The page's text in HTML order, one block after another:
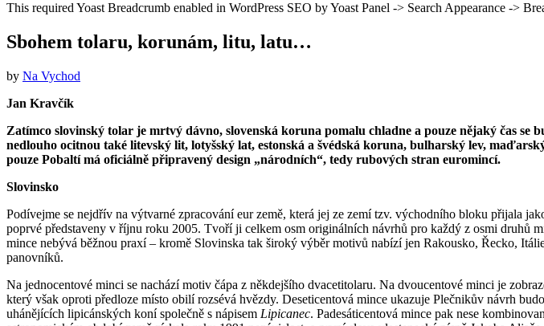
This required Yoast Breadcrumb enabled in WordPress SEO by Yoast Panel -> Search Appearance ->
Sbohem tolaru, korunám, litu, latu…
by Na Vychod
Jan Kravčík
Zatímco slovinský tolar je mrtvý dávno, slovenská koruna pomalu chladne a pouze nějaký čas
nedlouho ocitnou také litevský lit, lotyšský lat, estonská a švédská koruna, bulharský lev,
pouze Pobaltí má oficiálně připravený design „národních“, tedy rubových stran euromincí.
Slovinsko
Podívejme se nejdřív na výtvarné zpracování eur země, která jej ze zemí tzv. východního bloku
poprvé představeny v říjnu roku 2005. Tvoří ji celkem osm originálních návrhů pro každý z osmi druhů
mince nebývá běžnou praxí – kromě Slovinska tak široký výběr motivů nabízí jen Rakousko, Řecko,
panovníků.
Na jednocentové minci se nachází motiv čápa z někdejšího dvacetitolaru. Na dvoucentové minci je
který však oproti předloze místo obilí rozsévá hvězdy. Deseticentová mince ukazuje Plečnikův návrh
uhánějících lipicánských koní společně s nápisem Lipicanec. Padesáticentová mince pak nese